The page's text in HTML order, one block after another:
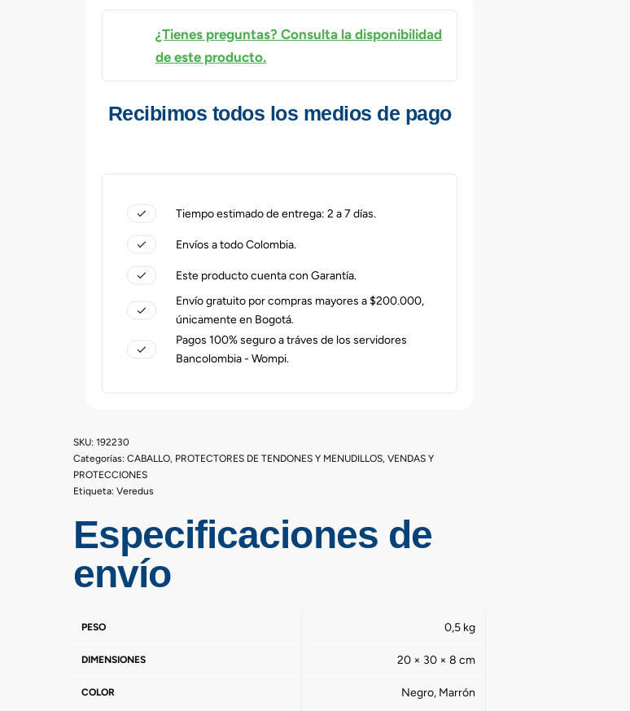
¿Tienes preguntas? Consulta la disponibilidad
de este producto.
Recibimos todos los medios de pago
Tiempo estimado de entrega: 2 a 7 días.
Envíos a todo Colombia.
Este producto cuenta con Garantía.
Envío gratuito por compras mayores a $200.000,
únicamente en Bogotá.
Pagos 100% seguro a tráves de los servidores
Bancolombia - Wompi.
192230
Categorías: CABALLO, PROTECTORES DE TENDONES Y MENUDILLOS, VENDAS Y
PROTECCIONES
Etiqueta: Veredus
Especificaciones de
envío
PESO 0,5 kg
DIMENSIONES 20 × 30 × 8 cm
COLOR Negro, Marrón